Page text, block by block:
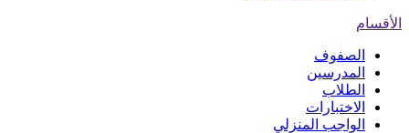
الأقسام
الصفوف
المدرسين
الطلاب
الاختبارات
الواجب المنزلي